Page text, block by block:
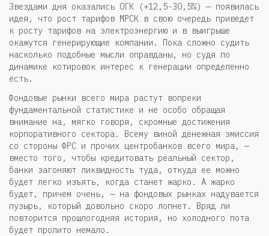
Звездами дня оказались ОГК (+12,5-30,5%) — появилась
идея, что рост тарифов МРСК в свою очередь приведет
к росту тарифов на электроэнергию и в выигрыше
окажутся генерирующие компании. Пока сложно судить
насколько подобные мысли оправданы, но судя по
динамике котировок интерес к генерации определенно
есть.
Фондовые рынки всего мира растут вопреки
фундаментальной статистике и не особо обращая
внимание на, мягко говоря, скромные достижения
корпоративного сектора. Всему виной денежная эмиссия
со стороны ФРС и прочих центробанков всего мира, —
вместо того, чтобы кредитовать реальный сектор,
банки загоняют ликвидность туда, откуда ее можно
будет легко изъять, когда станет жарко. А жарко
будет, причем очень, — на фондовых рынках надувается
пузырь, который довольно скоро лопнет. Вряд ли
повторится прошлогодняя история, но холодного пота
будет пролито немало.